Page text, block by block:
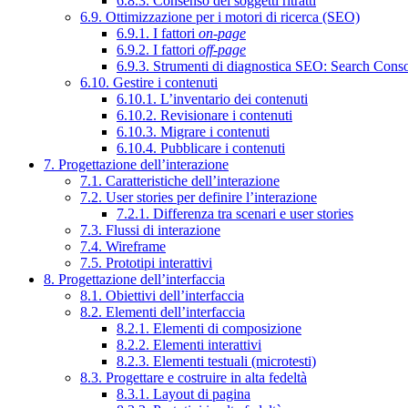
6.9. Ottimizzazione per i motori di ricerca (SEO)
6.9.1. I fattori on-page
6.9.2. I fattori off-page
6.9.3. Strumenti di diagnostica SEO: Search
6.10. Gestire i contenuti
6.10.1. L’inventario dei contenuti
6.10.2. Revisionare i contenuti
6.10.3. Migrare i contenuti
6.10.4. Pubblicare i contenuti
7. Progettazione dell’interazione
7.1. Caratteristiche dell’interazione
7.2. User stories per definire l’interazione
7.2.1. Differenza tra scenari e user stories
7.3. Flussi di interazione
7.4. Wireframe
7.5. Prototipi interattivi
8. Progettazione dell’interfaccia
8.1. Obiettivi dell’interfaccia
8.2. Elementi dell’interfaccia
8.2.1. Elementi di composizione
8.2.2. Elementi interattivi
8.2.3. Elementi testuali (microtesti)
8.3. Progettare e costruire in alta fedeltà
8.3.1. Layout di pagina